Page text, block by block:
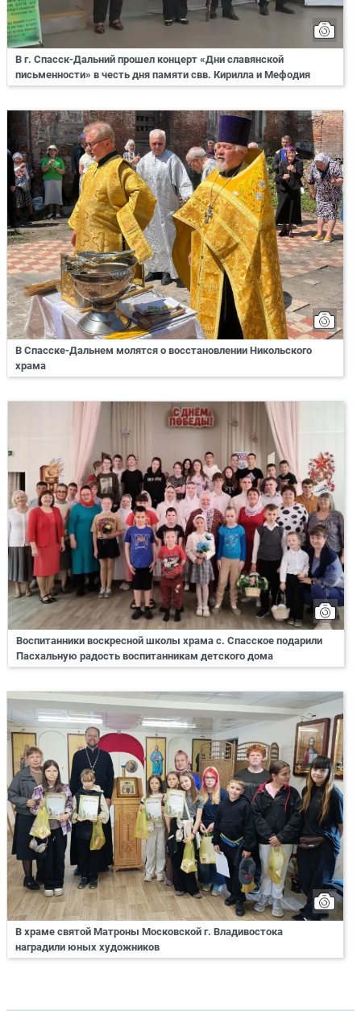
В г. Спасск-Дальний прошел концерт «Дни славянской
письменности» в честь дня памяти свв. Кирилла и Мефодия
В Спасске-Дальнем молятся о восстановлении Никольского
храма
Воспитанники воскресной школы храма с. Спасское подарили
Пасхальную радость воспитанникам детского дома
В храме святой Матроны Московской г. Владивостока
наградили юных художников